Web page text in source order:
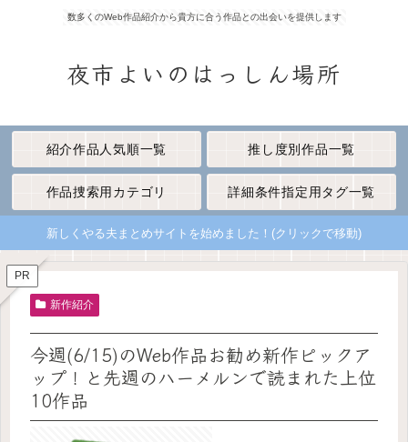
数多くのWeb作品紹介から貴方に合う作品との出会いを提供します
夜市よいのはっしん場所
紹介作品人気順一覧 推し度別作品一覧
作品捜索用カテゴリ 詳細条件指定用タグ一覧
新しくやる夫まとめサイトを始めました！(クリックで移動)
PR
新作紹介
今週(6/15)のWeb作品お勧め新作ピックア
ップ！と先週のハーメルンで読まれた上位
10作品